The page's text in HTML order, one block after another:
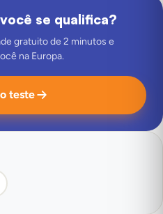
se qualifica?
gratuito de 2 minutos e
na Europa.
teste